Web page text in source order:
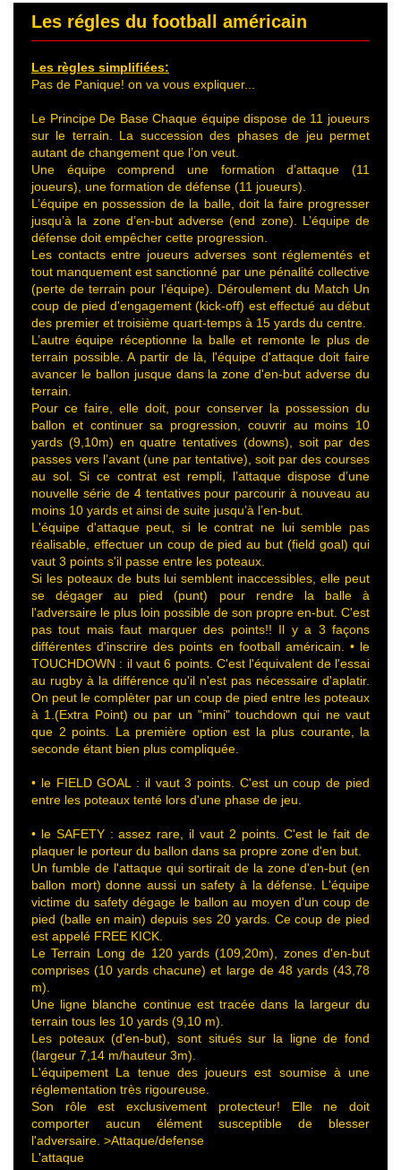
Les régles du football américain
Les règles simplifiées:
Pas de Panique! on va vous expliquer...
Le Principe De Base Chaque équipe dispose de 11 joueurs
sur le terrain. La succession des phases de jeu permet
autant de changement que l’on veut.
Une équipe comprend une formation d’attaque (11
joueurs), une formation de défense (11 joueurs).
L’équipe en possession de la balle, doit la faire progresser
jusqu’à la zone d’en-but adverse (end zone). L’équipe de
défense doit empêcher cette progression.
Les contacts entre joueurs adverses sont réglementés et
tout manquement est sanctionné par une pénalité collective
(perte de terrain pour l’équipe). Déroulement du Match Un
coup de pied d'engagement (kick-off) est effectué au début
des premier et troisième quart-temps à 15 yards du centre.
L’autre équipe réceptionne la balle et remonte le plus de
terrain possible. A partir de là, l'équipe d'attaque doit faire
avancer le ballon jusque dans la zone d'en-but adverse du
terrain.
Pour ce faire, elle doit, pour conserver la possession du
ballon et continuer sa progression, couvrir au moins 10
yards (9,10m) en quatre tentatives (downs), soit par des
passes vers l’avant (une par tentative), soit par des courses
au sol. Si ce contrat est rempli, l’attaque dispose d’une
nouvelle série de 4 tentatives pour parcourir à nouveau au
moins 10 yards et ainsi de suite jusqu’à l’en-but.
L'équipe d'attaque peut, si le contrat ne lui semble pas
réalisable, effectuer un coup de pied au but (field goal) qui
vaut 3 points s'il passe entre les poteaux.
Si les poteaux de buts lui semblent inaccessibles, elle peut
se dégager au pied (punt) pour rendre la balle à
l'adversaire le plus loin possible de son propre en-but. C'est
pas tout mais faut marquer des points!! Il y a 3 façons
différentes d'inscrire des points en football américain. • le
TOUCHDOWN : il vaut 6 points. C'est l'équivalent de l'essai
au rugby à la différence qu'il n'est pas nécessaire d'aplatir.
On peut le complèter par un coup de pied entre les poteaux
à 1.(Extra Point) ou par un "mini" touchdown qui ne vaut
que 2 points. La première option est la plus courante, la
seconde étant bien plus compliquée.
• le FIELD GOAL : il vaut 3 points. C'est un coup de pied
entre les poteaux tenté lors d'une phase de jeu.
• le SAFETY : assez rare, il vaut 2 points. C'est le fait de
plaquer le porteur du ballon dans sa propre zone d'en but.
Un fumble de l'attaque qui sortirait de la zone d'en-but (en
ballon mort) donne aussi un safety à la défense. L'équipe
victime du safety dégage le ballon au moyen d'un coup de
pied (balle en main) depuis ses 20 yards. Ce coup de pied
est appelé FREE KICK.
Le Terrain Long de 120 yards (109,20m), zones d'en-but
comprises (10 yards chacune) et large de 48 yards (43,78
m).
Une ligne blanche continue est tracée dans la largeur du
terrain tous les 10 yards (9,10 m).
Les poteaux (d'en-but), sont situés sur la ligne de fond
(largeur 7,14 m/hauteur 3m).
L'équipement La tenue des joueurs est soumise à une
réglementation très rigoureuse.
Son rôle est exclusivement protecteur! Elle ne doit
comporter aucun élément susceptible de blesser
l'adversaire. >Attaque/defense
L'attaque